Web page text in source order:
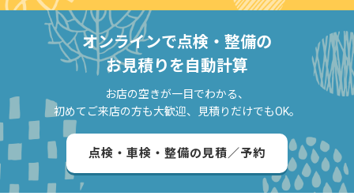
オンラインで点検・整備の
お見積りを自動計算
お店の空きが一目でわかる、
初めてご来店の方も大歓迎、見積りだけでもOK。
点検・車検・整備の見積／予約